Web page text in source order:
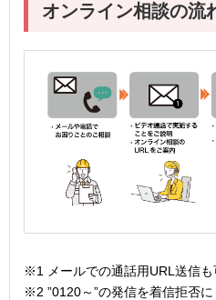
オンライン相談の流
※1 メールでの通話用URL送信も
※2 ”0120～”の発信を着信拒否